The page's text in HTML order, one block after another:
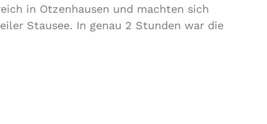
in Otzenhausen und machten sich
Stausee. In genau 2 Stunden war die